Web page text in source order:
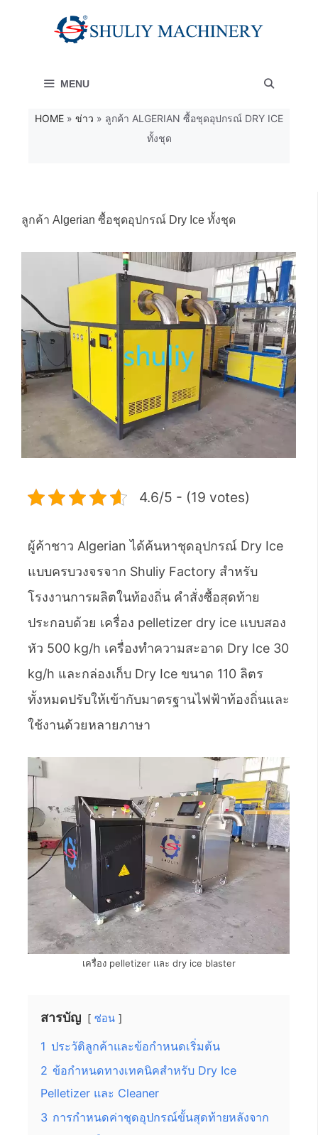
MENU
HOME » ข่าว » ลูกค้า ALGERIAN ซื้อชุดอุปกรณ์ DRY ICE
ทั้งชุด
ลูกค้า Algerian ซื้อชุดอุปกรณ์ Dry Ice ทั้งชุด
4.6/5 - (19 votes)
ผู้ค้าชาว Algerian ได้ค้นหาชุดอุปกรณ์ Dry Ice
แบบครบวงจรจาก Shuliy Factory สำหรับ
โรงงานการผลิตในท้องถิ่น คำสั่งซื้อสุดท้าย
ประกอบด้วย เครื่อง pelletizer dry ice แบบสอง
หัว 500 kg/h เครื่องทำความสะอาด Dry Ice 30
kg/h และกล่องเก็บ Dry Ice ขนาด 110 ลิตร
ทั้งหมดปรับให้เข้ากับมาตรฐานไฟฟ้าท้องถิ่นและ
ใช้งานด้วยหลายภาษา
เครื่อง pelletizer และ dry ice blaster
สารบัญ ซ่อน
1 ประวัติลูกค้าและข้อกำหนดเริ่มต้น
2 ข้อกำหนดทางเทคนิคสำหรับ Dry Ice
Pelletizer และ Cleaner
3 การกำหนดค่าชุดอุปกรณ์ขั้นสุดท้ายหลังจาก